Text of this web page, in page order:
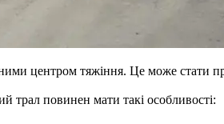
центром тяжіння. Це може стати
трал повинен мати такі особливості: